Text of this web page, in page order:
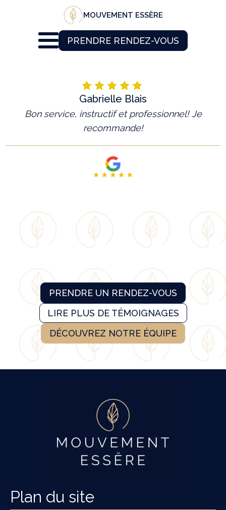
MOUVEMENT ESSĔRE
PRENDRE RENDEZ-VOUS
Gabrielle Blais
Bon service, instructif et professionnel! Je
recommande!
PRENDRE UN RENDEZ-VOUS
LIRE PLUS DE TÉMOIGNAGES
DÉCOUVREZ NOTRE ÉQUIPE
Plan du site